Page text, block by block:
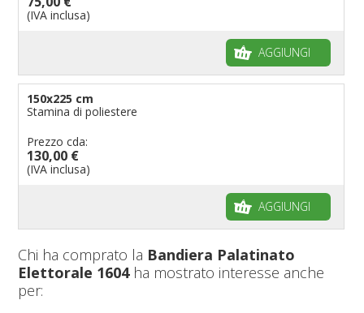
(IVA inclusa)
AGGIUNGI
150x225 cm
Stamina di poliestere
Prezzo cda:
130,00 €
(IVA inclusa)
AGGIUNGI
Chi ha comprato la Bandiera Palatinato
Elettorale 1604ha mostrato interesse anche
per: